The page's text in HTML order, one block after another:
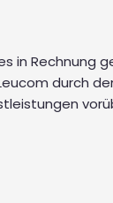
in Rechnung
durch